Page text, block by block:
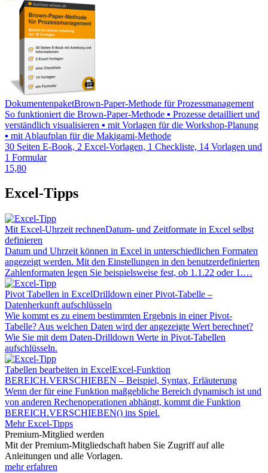
DokumentenpaketBrown-Paper-Methode für Prozessmanagement
So funktioniert die Brown-Paper-Methode ▪ Prozesse detailliert und
verständlich visualisieren ▪ mit Vorlagen für die Workshop-Planung
▪ mit Ablaufplan für die Makigami-Methode
30 Seiten E-Book, 2 Excel-Vorlagen, 1 Checkliste, 14 Vorlagen und
1 Formular
15,80
Excel-Tipps
Mit Excel-Uhrzeit rechnenDatum- und Zeitformate in Excel selbst
definieren
Datum und Uhrzeit können in Excel in unterschiedlichen Formaten
angezeigt werden. Mit den Einstellungen in den benutzerdefinierten
Zahlenformaten legen Sie beispielsweise fest, ob 1.1.22 oder 1.…
Pivot Tabellen in ExcelDrilldown einer Pivot-Tabelle –
Datenherkunft aufschlüsseln
Wie kommt es zu einem bestimmten Ergebnis in einer Pivot-
Tabelle? Aus welchen Daten wird der angezeigte Wert berechnet?
Wie Sie mit dem Daten-Drilldown Werte in Pivot-Tabellen
aufschlüsseln.
Tabellen bearbeiten in ExcelExcel-Funktion
BEREICH.VERSCHIEBEN – Beispiel, Syntax, Erläuterung
Wenn der für eine Funktion maßgebliche Bereich dynamisch ist und
von anderen Rechenoperationen abhängt, kommt die Funktion
BEREICH.VERSCHIEBEN() ins Spiel.
Mehr Excel-Tipps
Premium-Mitglied werden
Mit der Premium-Mitgliedschaft haben Sie Zugriff auf alle
Anleitungen und alle Vorlagen.
mehr erfahren